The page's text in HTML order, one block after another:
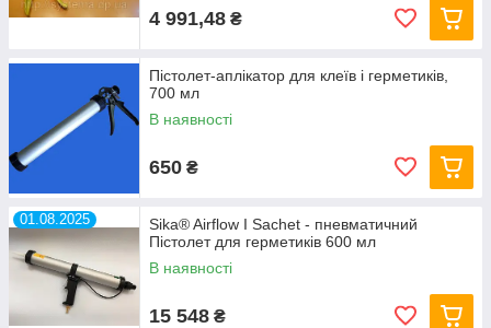
4 991,48 ₴
Пістолет-аплікатор для клеїв і герметиків,
700 мл
В наявності
650 ₴
01.08.2025
Sika® Airflow I Sachet - пневматичний
Пістолет для герметиків 600 мл
В наявності
15 548 ₴